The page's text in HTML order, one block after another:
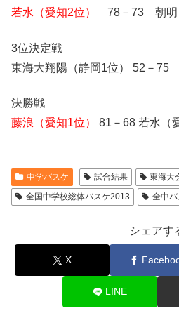
若水（愛知2位）
78－73 朝明
3位決定戦
東海大翔陽（静岡1位） 52－75
決勝戦
藤浪（愛知1位）
81－68 若水（
中学バスケ 試合結果
東海大
全国中学校総体バスケ2013
全中バ
シェアす
X
LINE